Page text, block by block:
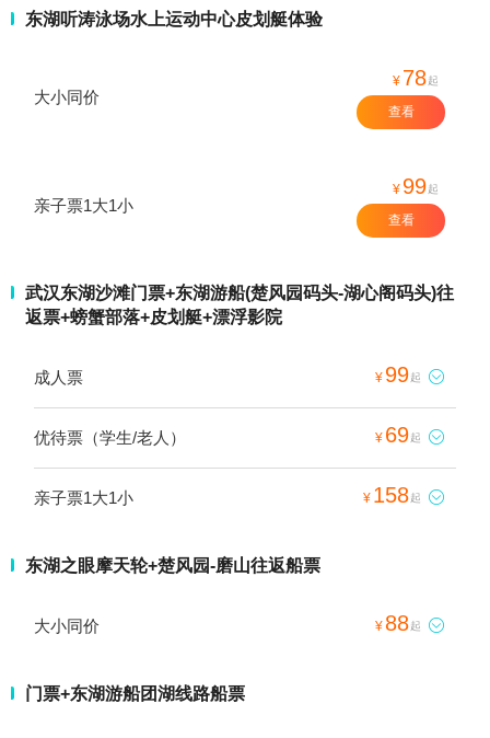
东湖听涛泳场水上运动中心皮划艇体验
大小同价
¥ 78起
查看
亲子票1大1小
¥ 99起
查看
武汉东湖沙滩门票+东湖游船(楚风园码头-湖心阁码头)往
返票+螃蟹部落+皮划艇+漂浮影院
成人票 ¥ 99起 
优待票（学生/老人） ¥ 69起 
亲子票1大1小 ¥ 158起 
东湖之眼摩天轮+楚风园-磨山往返船票
大小同价 ¥ 88起 
门票+东湖游船团湖线路船票